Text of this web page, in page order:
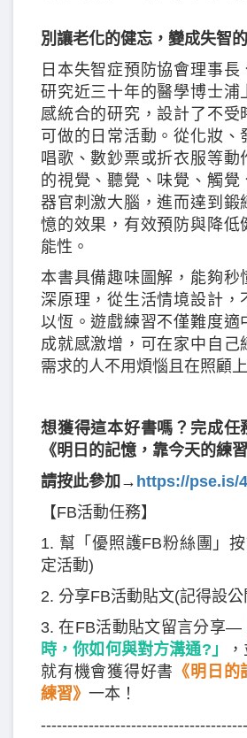
別讓老化的健忘，變成失智
日本失智症預防協會理事長
研究近三十年的醫學博士浦
感統合的研究，設計了不受
可做的日常活動。從化妝、
唱歌、數鈔票或折衣服等動
的視覺、聽覺、味覺、觸覺
器官刺激大腦，進而達到鍛
憶的效果，有效預防與降低
能性。
本書具備趣味圖解，能夠秒
深原理，從生活情境設計，
以恆。遊戲練習不僅難度適
成就感激增，可在家中自己
需求的人不用煩惱且在照顧
想獲得這本好書嗎？完成任
《明日的記憶，靠今天的練
請按此參加→ https://pse.is/
【FB活動任務】
1. 幫「優照護FB粉絲團」
定活動)
2. 分享FB活動貼文(記得設公
3. 在FB活動貼文留言分享—
時，你如何與對方溝通?」
就有機會獲得好書 《明日
練習》 一本！